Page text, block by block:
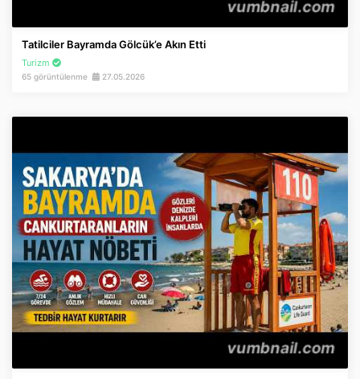
Tatilciler Bayramda Gölcük’e Akın Etti
Turizm
65 görüntülenme 27.05.2026